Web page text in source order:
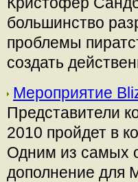
большинство
проблемы
создать
Мероприятие
Представители
2010 пройдет в
Одним из самых
дополнение для